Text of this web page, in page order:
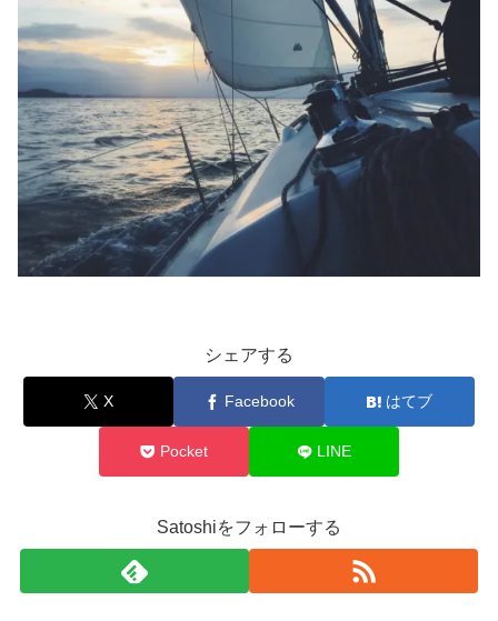
シェアする
X Facebook はてブ
Pocket LINE
Satoshiをフォローする